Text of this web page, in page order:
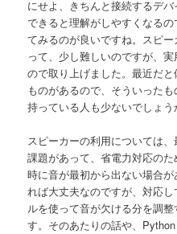
にせよ、きちんと接続するデ
できると理解がしやすくなる
てみるのが良いですね。スピ
って、少し難しいのですが、
ので取り上げました。最近だ
ものがあるので、そういったも
持っている人も少ないでしょう
スピーカーの利用については
課題があって、省電力対応の
時に音が最初から出ない場合
れば大丈夫なのですが、対応
ルを使って音が欠ける分を調
す。そのあたりの話や、